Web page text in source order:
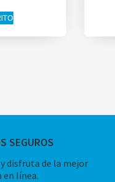
SEGUROS
disfruta de la mejor
en línea.